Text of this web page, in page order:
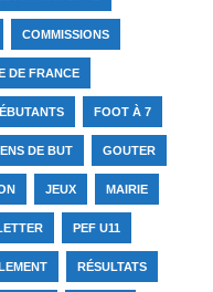
COMMISSIONS
DE FRANCE
FOOT À 7
DE BUT GOUTER
JEUX MAIRIE
PEF U11
RÉSULTATS